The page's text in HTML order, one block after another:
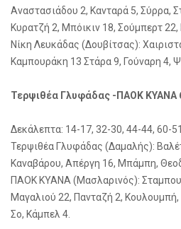
Αναστασιάδου 2, Κανταρά 5, Σύρρα,
Κυρατζή 2, Μπόικιν 18, Σούμπερτ 22,
Νίκη Λευκάδας (Δουβίτσας):
Καμπουράκη 13 Στάρα 9, Γούναρη 4,
Τερψιθέα Γλυφάδας -ΠΑΟΚ ΚΥΑΝΑ
Δεκάλεπτα: 14-17, 32-30, 44-44, 60-51
Τερψιθέα Γλυφάδας (Δαμαλής):
Καναβάρου, Απέργη 16, Μπάμπη,
ΠΑΟΚ ΚΥΑΝΑ (Μασλαρινός):
Μαγαλιού 22, Πανταζή 2,
Σο, Κάμπελ 4.